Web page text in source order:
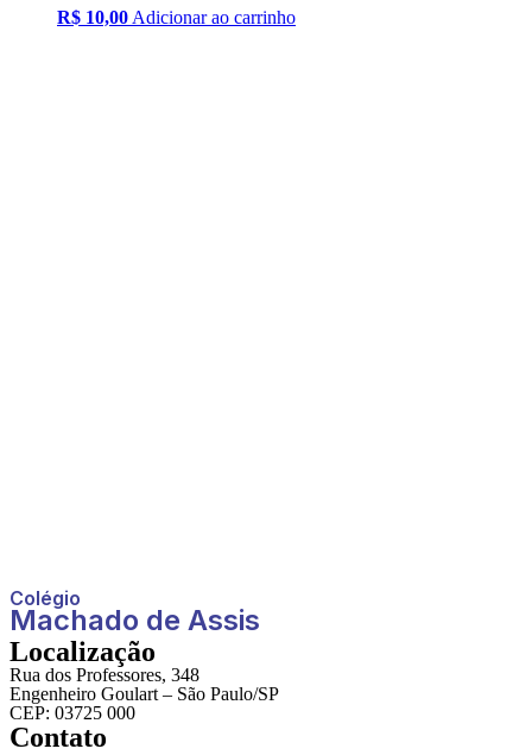
R$ 10,00 Adicionar ao carrinho
Colégio
Machado de Assis
Localização
Rua dos Professores, 348
Engenheiro Goulart – São Paulo/SP
CEP: 03725 000
Contato